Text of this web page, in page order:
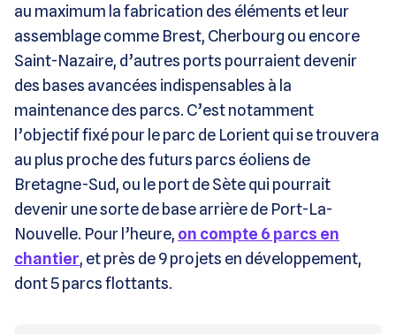
au maximum la fabrication des éléments et leur
assemblage comme Brest, Cherbourg ou encore
Saint-Nazaire, d’autres ports pourraient devenir
des bases avancées indispensables à la
maintenance des parcs. C’est notamment
l’objectif fixé pour le parc de Lorient qui se trouvera
au plus proche des futurs parcs éoliens de
Bretagne-Sud, ou le port de Sète qui pourrait
devenir une sorte de base arrière de Port-La-
Nouvelle. Pour l’heure, on compte 6 parcs en
chantier, et près de 9 projets en développement,
dont 5 parcs flottants.